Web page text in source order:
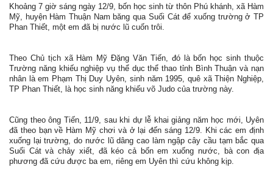
Khoảng 7 giờ sáng ngày 12/9, bốn học sinh từ thôn Phú khánh, xã Hàm
Mỹ, huyện Hàm Thuận Nam băng qua Suối Cát để xuống trường ở TP
Phan Thiết, một em đã bị nước lũ cuốn trôi.
Theo Chủ tịch xã Hàm Mỹ Đặng Văn Tiến, đó là bốn học sinh thuộc
Trường năng khiếu nghiệp vụ thể dục thể thao tỉnh Bình Thuận và nạn
nhân là em Phạm Thị Duy Uyên, sinh năm 1995, quê xã Thiện Nghiệp,
TP Phan Thiết, là học sinh năng khiếu võ Judo của trường này.
Cũng theo ông Tiến, 11/9, sau khi dự lễ khai giảng năm học mới, Uyên
đã theo bạn về Hàm Mỹ chơi và ở lại đến sáng 12/9. Khi các em định
xuống lại trường, do nước lũ dâng cao làm ngập cây cầu tạm bắc qua
Suối Cát và chảy xiết, đã kéo cả bốn em xuống nước, bà con địa
phương đã cứu được ba em, riêng em Uyên thì cứu không kịp.